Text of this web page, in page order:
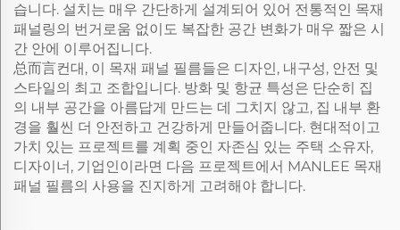
습니다. 설치는 매우 간단하게 설계되어 있어 전통적인 목재
패널링의 번거로움 없이도 복잡한 공간 변화가 매우 짧은 시
간 안에 이루어집니다.
总而言컨대, 이 목재 패널 필름들은 디자인, 내구성, 안전 및
스타일의 최고 조합입니다. 방화 및 항균 특성은 단순히 집
의 내부 공간을 아름답게 만드는 데 그치지 않고, 집 내부 환
경을 훨씬 더 안전하고 건강하게 만들어줍니다. 현대적이고
가치 있는 프로젝트를 계획 중인 자존심 있는 주택 소유자,
디자이너, 기업인이라면 다음 프로젝트에서 MANLEE 목재
패널 필름의 사용을 진지하게 고려해야 합니다.